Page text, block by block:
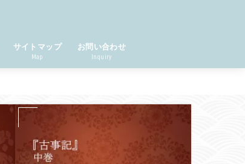
サイトマップ
Map
お問い合わせ
Inquiry